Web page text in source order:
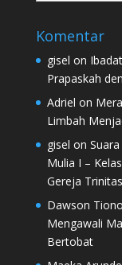
Komentar
gisel on
Prapaskah
Adriel on
Limbah
gisel on
Mulia I –
Gereja
Dawson
Mengawali
Bertobat